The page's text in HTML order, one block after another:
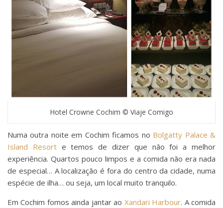
Hotel Crowne Cochim © Viaje Comigo
Numa outra noite em Cochim ficamos no Bolgatty Palace &
Island Resorte temos de dizer que não foi a melhor
experiência. Quartos pouco limpos e a comida não era nada
de especial… A localização é fora do centro da cidade, numa
espécie de ilha… ou seja, um local muito tranquilo.
Em Cochim fomos ainda jantar ao Xandari Harbour. A comida